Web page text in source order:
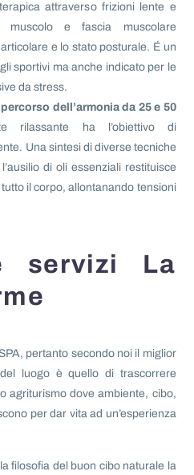
attraverso frizioni lente e
muscolo e fascia muscolare
e lo stato posturale. É un
sportivi ma anche indicato per le
da stress.
dell’armonia da 25 e 50
rilassante ha l’obiettivo di
Una sintesi di diverse tecniche
di oli essenziali restituisce
il corpo, allontanando tensioni
servizi La
pertanto secondo noi il miglior
luogo è quello di trascorrere
agriturismo dove ambiente, cibo,
per dar vita ad un’esperienza
filosofia del buon cibo naturale la